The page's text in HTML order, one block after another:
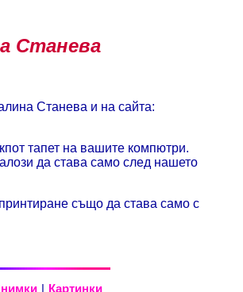
Станева
Станева и на сайта:
тапет на вашите компютри.
да става само след нашето
също да става само с
Картинки